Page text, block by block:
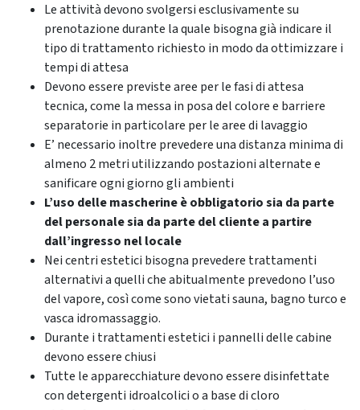
Le attività devono svolgersi esclusivamente su
prenotazione durante la quale bisogna già indicare il
tipo di trattamento richiesto in modo da ottimizzare i
tempi di attesa
Devono essere previste aree per le fasi di attesa
tecnica, come la messa in posa del colore e barriere
separatorie in particolare per le aree di lavaggio
E’ necessario inoltre prevedere una distanza minima di
almeno 2 metri utilizzando postazioni alternate e
sanificare ogni giorno gli ambienti
L’uso delle mascherine è obbligatorio sia da parte
del personale sia da parte del cliente a partire
dall’ingresso nel locale
Nei centri estetici bisogna prevedere trattamenti
alternativi a quelli che abitualmente prevedono l’uso
del vapore, così come sono vietati sauna, bagno turco e
vasca idromassaggio.
Durante i trattamenti estetici i pannelli delle cabine
devono essere chiusi
Tutte le apparecchiature devono essere disinfettate
con detergenti idroalcolici o a base di cloro